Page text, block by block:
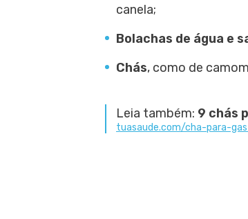
canela;
Bolachas de água e
Chás, como de
Leia também: 9 chás
tuasaude.com/cha-para-